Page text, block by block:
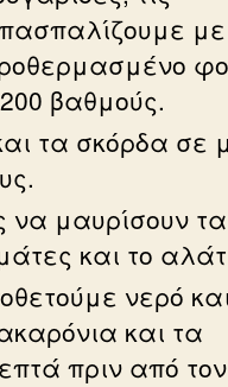
με
βαθμούς.
τα σκόρδα σε
μαυρίσουν τα
και το
νερό
και τα
πριν από τον